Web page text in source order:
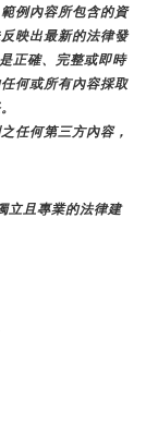
例內容所包含的資
映出最新的法律發
正確、完整或即時
何或所有內容採取
任何第三方內容，
立且專業的法律建